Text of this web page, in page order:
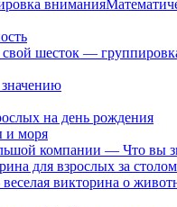
внимания
свой шесток —
на день рождения
и моря
компании — Что вы
для взрослых за столом
викторина о